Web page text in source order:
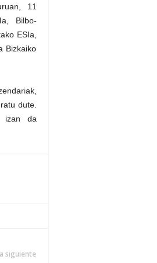
11
Bilbo-
ESIa,
Bizkaiko
dute.
izan da
siguiente